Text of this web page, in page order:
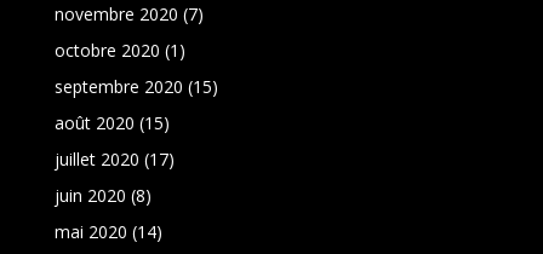
novembre 2020 (7)
octobre 2020 (1)
septembre 2020 (15)
août 2020 (15)
juillet 2020 (17)
juin 2020 (8)
mai 2020 (14)